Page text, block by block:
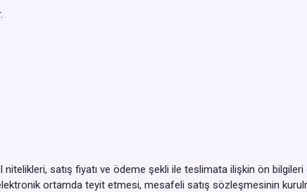
satış fiyatı ve ödeme şekli ile teslimata ilişkin ön
ortamda teyit etmesi, mesafeli satış sözleşmesinin